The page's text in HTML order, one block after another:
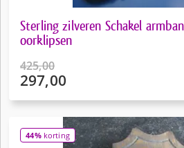
Sterling zilveren Schakel
oorklipsen
425,00
Oorspronkelijke
297,00
is:
€297,00.
44%korting